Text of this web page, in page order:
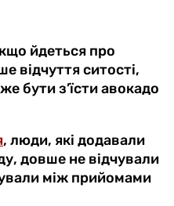
йдеться про
відчуття ситості,
бути з’їсти авокадо
, люди, які додавали
довше не відчували
між прийомами